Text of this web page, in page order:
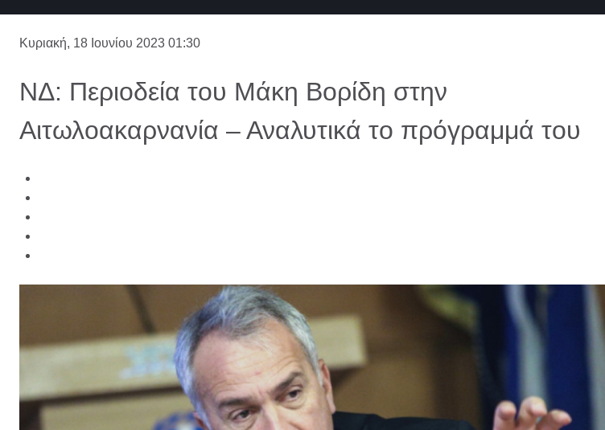
Κυριακή, 18 Ιουνίου 2023 01:30
ΝΔ: Περιοδεία του Μάκη Βορίδη στην
Αιτωλοακαρνανία – Αναλυτικά το πρόγραμμά του